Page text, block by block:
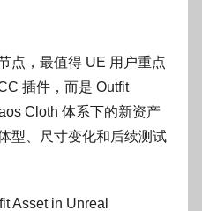
点，最值得 UE 用户重点
插件，而是 Outfit
Cloth 体系下的新资产
型、尺寸变化和后续测试
Asset in Unreal